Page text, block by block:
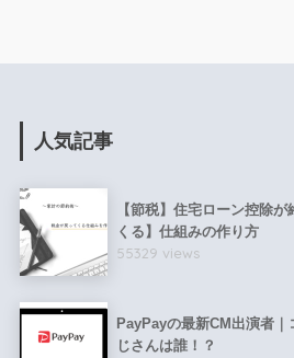
人気記事
【節税】住宅ローン控除
くる】仕組みの作り方
55329 views
PayPayの最新CM出演者
じさんは誰！？